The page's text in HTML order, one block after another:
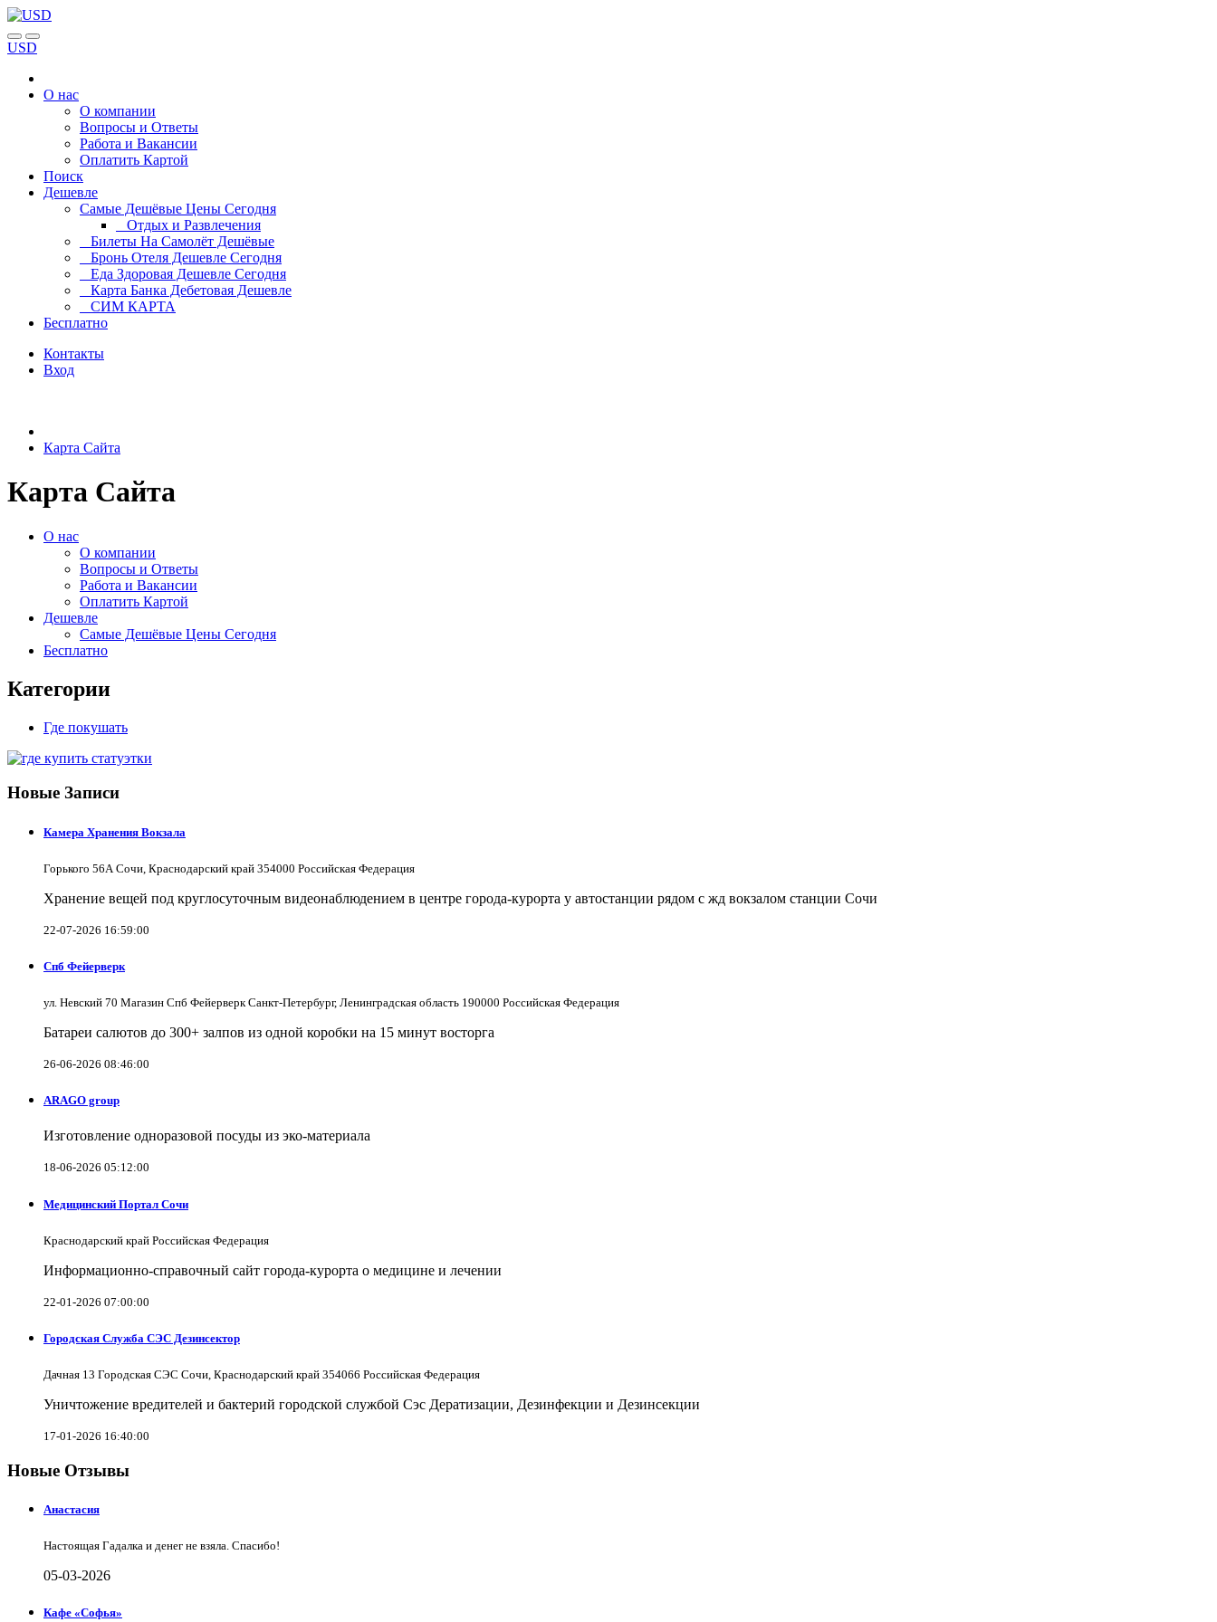
USD
О нас
О компании
Вопросы и Ответы
Работа и Вакансии
Оплатить Картой
Поиск
Дешевле
Самые Дешёвые Цены Сегодня
Отдых и Развлечения
Билеты На Самолёт Дешёвые
Бронь Отеля Дешевле Сегодня
Еда Здоровая Дешевле Сегодня
Карта Банка Дебетовая Дешевле
СИМ КАРТА
Бесплатно
Контакты
Вход
Карта Сайта
Карта Сайта
О нас
О компании
Вопросы и Ответы
Работа и Вакансии
Оплатить Картой
Дешевле
Самые Дешёвые Цены Сегодня
Бесплатно
Категории
Где покушать
Новые Записи
Камера Хранения Вокзала
Горького 56А Сочи, Краснодарский край 354000 Российская Федерация
Хранение вещей под круглосуточным видеонаблюдением в центре города-курорта у автостанции рядом с жд вокзалом станции Сочи
22-07-2026 16:59:00
Спб Фейерверк
ул. Невский 70 Магазин Спб Фейерверк Санкт-Петербург, Ленинградская область 190000 Российская Федерация
Батареи салютов до 300+ залпов из одной коробки на 15 минут восторга
26-06-2026 08:46:00
ARAGO group
Изготовление одноразовой посуды из эко-материала
18-06-2026 05:12:00
Медицинский Портал Сочи
Краснодарский край Российская Федерация
Информационно-справочный сайт города-курорта о медицине и лечении
22-01-2026 07:00:00
Городская Служба СЭС Дезинсектор
Дачная 13 Городская СЭС Сочи, Краснодарский край 354066 Российская Федерация
Уничтожение вредителей и бактерий городской службой Сэс Дератизации, Дезинфекции и Дезинсекции
17-01-2026 16:40:00
Новые Отзывы
Анастасия
Настоящая Гадалка и денег не взяла. Спасибо!
05-03-2026
Кафе «Софья»